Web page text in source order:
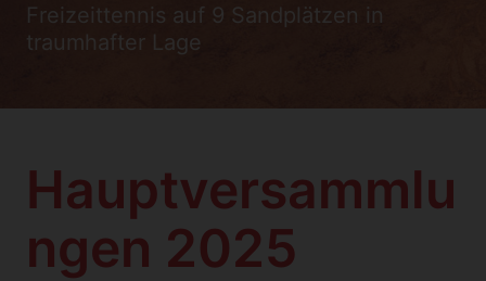
Freizeittennis auf 9 Sandplätzen in
traumhafter Lage
Hauptversammlu
ngen 2025